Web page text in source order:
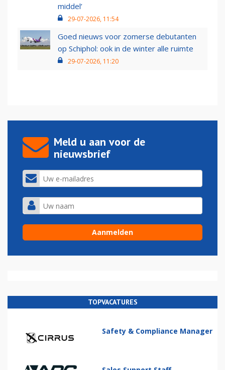
middel’
29-07-2026, 11:54
Goed nieuws voor zomerse debutanten
op Schiphol: ook in de winter alle ruimte
29-07-2026, 11:20
Meld u aan voor de
nieuwsbrief
TOPVACATURES
Safety & Compliance Manager